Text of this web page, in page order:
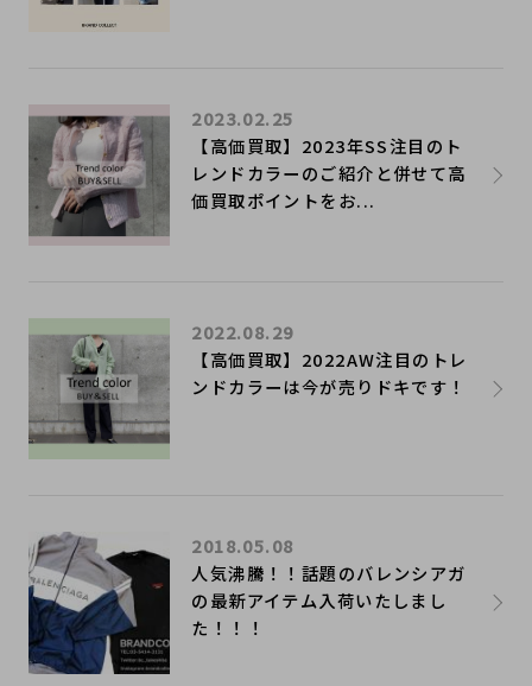
【高価買取】2023年SS注目のト
レンドカラーのご紹介と併せて高
価買取ポイントをお...
2023.02.25
【高価買取】2022AW注目のトレ
ンドカラーは今が売りドキです！
2022.08.29
人気沸騰！！話題のバレンシアガ
の最新アイテム入荷いたしまし
た！！！
2018.05.08